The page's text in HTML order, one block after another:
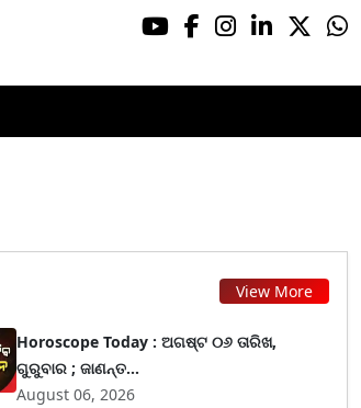
View More
Horoscope Today : ଅଗଷ୍ଟ ୦୬ ତାରିଖ,
ଗୁରୁବାର ; ଜାଣନ୍ତ...
August 06, 2026